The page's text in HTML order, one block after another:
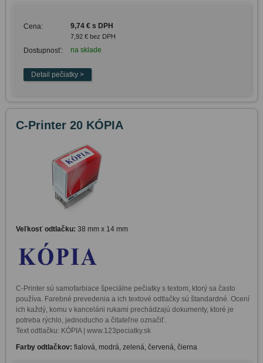
Cena: 9,74 € s DPH
7,92 € bez DPH
Dostupnosť: na sklade
C-Printer 20 KÓPIA
Veľkosť odtlačku: 38 mm x 14 mm
C-Printer sú samofarbiace špeciálne pečiatky s textom, ktorý sa často
používa. Farebné prevedenia a ich textové odtlačky sú štandardné. Ocení
ich každý, komu v kancelárii rukami prechádzajú dokumenty, ktoré je
potreba rýchlo, jednoducho a čitateľne označiť.
Text odtlačku: KÓPIA | www.123peciatky.sk
Farby odtlačkov: fialová, modrá, zelená, červená, čierna